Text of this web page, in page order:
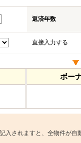
返済年数
直接入力する
ボー
入されますと、全物件が自